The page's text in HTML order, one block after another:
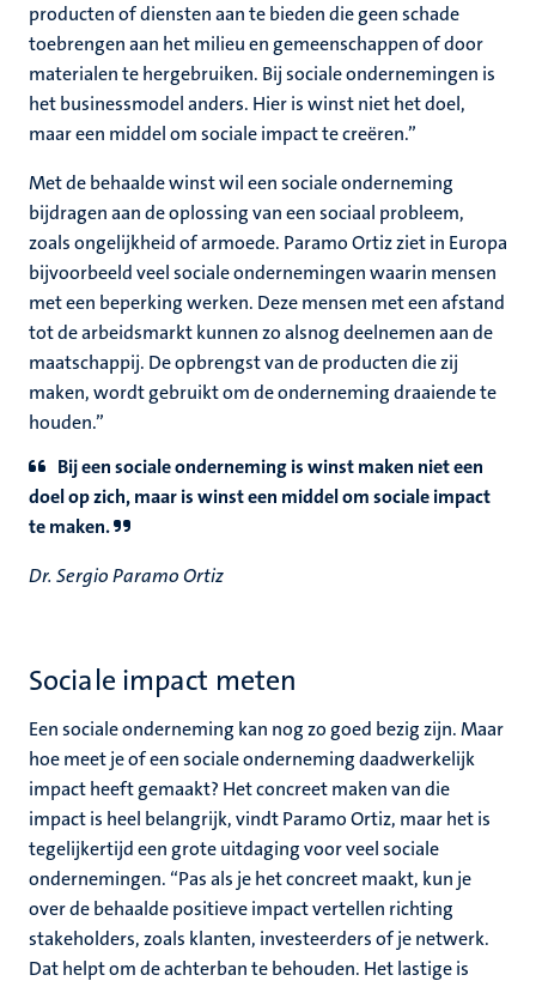
producten of diensten aan te bieden die geen schade
toebrengen aan het milieu en gemeenschappen of door
materialen te hergebruiken. Bij sociale ondernemingen is
het businessmodel anders. Hier is winst niet het doel,
maar een middel om sociale impact te creëren.”
Met de behaalde winst wil een sociale onderneming
bijdragen aan de oplossing van een sociaal probleem,
zoals ongelijkheid of armoede. Paramo Ortiz ziet in Europa
bijvoorbeeld veel sociale ondernemingen waarin mensen
met een beperking werken. Deze mensen met een afstand
tot de arbeidsmarkt kunnen zo alsnog deelnemen aan de
maatschappij. De opbrengst van de producten die zij
maken, wordt gebruikt om de onderneming draaiende te
houden.”
Bij een sociale onderneming is winst maken niet een
doel op zich, maar is winst een middel om sociale impact
te maken.
Dr. Sergio Paramo Ortiz
Sociale impact meten
Een sociale onderneming kan nog zo goed bezig zijn. Maar
hoe meet je of een sociale onderneming daadwerkelijk
impact heeft gemaakt? Het concreet maken van die
impact is heel belangrijk, vindt Paramo Ortiz, maar het is
tegelijkertijd een grote uitdaging voor veel sociale
ondernemingen. “Pas als je het concreet maakt, kun je
over de behaalde positieve impact vertellen richting
stakeholders, zoals klanten, investeerders of je netwerk.
Dat helpt om de achterban te behouden. Het lastige is